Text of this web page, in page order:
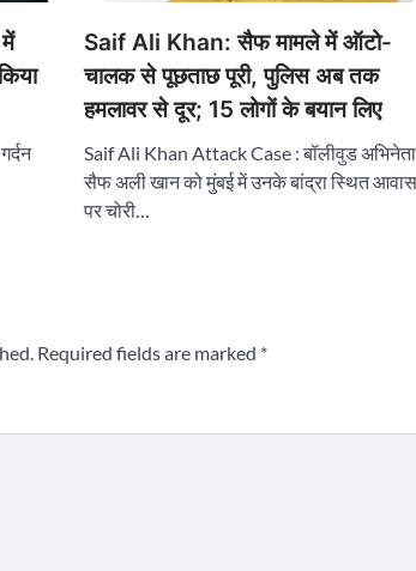
Saif Ali Khan: सैफ मामले में ऑटो-
चालक से पूछताछ पूरी, पुलिस अब तक
हमलावर से दूर; 15 लोगों के बयान लिए
Saif Ali Khan Attack Case : बॉलीवुड अभिनेता
सैफ अली खान को मुंबई में उनके बांद्रा स्थित आवास
पर चोरी…
Required fields are marked *